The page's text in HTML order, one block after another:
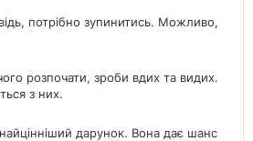
потрібно зупинитись. Можливо,
розпочати, зроби вдих та видих.
з них.
дарунок. Вона дає шанс